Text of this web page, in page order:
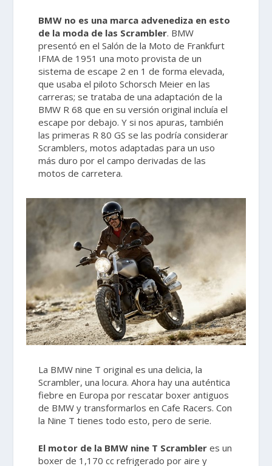
BMW no es una marca advenediza en esto
de la moda de las Scrambler. BMW
presentó en el Salón de la Moto de Frankfurt
IFMA de 1951 una moto provista de un
sistema de escape 2 en 1 de forma elevada,
que usaba el piloto Schorsch Meier en las
carreras; se trataba de una adaptación de la
BMW R 68 que en su versión original incluía el
escape por debajo. Y si nos apuras, también
las primeras R 80 GS se las podría considerar
Scramblers, motos adaptadas para un uso
más duro por el campo derivadas de las
motos de carretera.
La BMW nine T original es una delicia, la
Scrambler, una locura. Ahora hay una auténtica
fiebre en Europa por rescatar boxer antiguos
de BMW y transformarlos en Cafe Racers. Con
la Nine T tienes todo esto, pero de serie.
El motor de la BMW nine T Scrambleres un
boxer de 1,170 cc refrigerado por aire y